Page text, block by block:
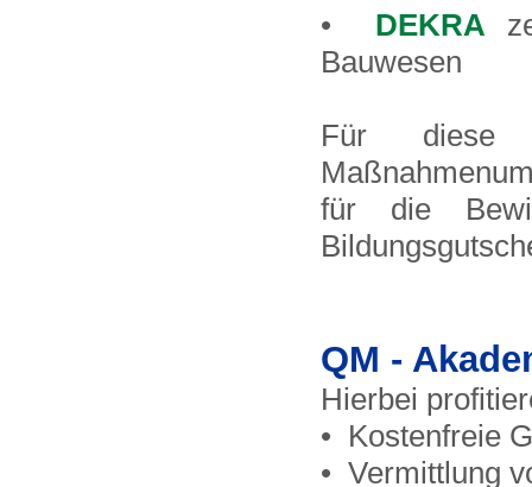
• DEKRA
Bauwesen
Für diese
für die
QM -
Hierbei
• Kostenfreie
• Vermittlung